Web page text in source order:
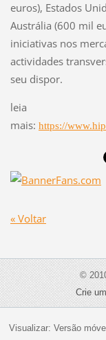
euros), Estados
Austrália (600 mil
iniciativas nos
actividades
seu dispor.
leia
mais: https://
« Voltar
©
Crie
Visualizar: Versão móvel